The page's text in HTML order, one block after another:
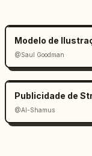
Modelo de
@Saul Goodman
Publicidade de
@Al-Shamus